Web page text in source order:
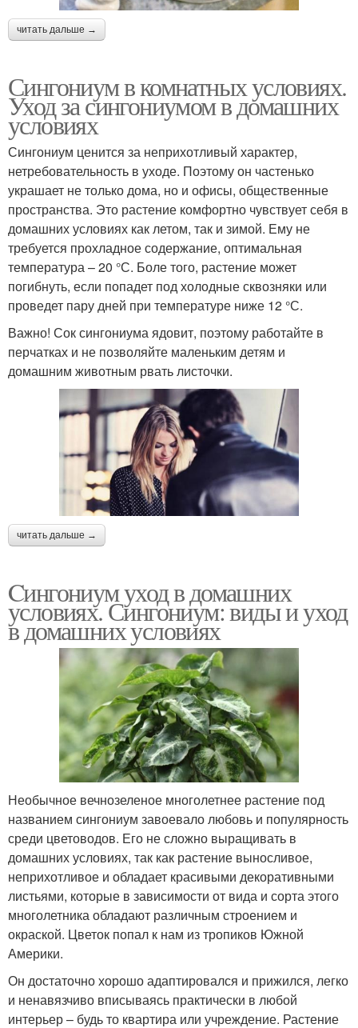
читать дальше →
Сингониум в комнатных условиях.
Уход за сингониумом в домашних
условиях
Сингониум ценится за неприхотливый характер,
нетребовательность в уходе. Поэтому он частенько
украшает не только дома, но и офисы, общественные
пространства. Это растение комфортно чувствует себя в
домашних условиях как летом, так и зимой. Ему не
требуется прохладное содержание, оптимальная
температура – 20 °С. Боле того, растение может
погибнуть, если попадет под холодные сквозняки или
проведет пару дней при температуре ниже 12 °С.
Важно! Сок сингониума ядовит, поэтому работайте в
перчатках и не позволяйте маленьким детям и
домашним животным рвать листочки.
читать дальше →
Cингониум уход в домашних
условиях. Сингониум: виды и уход
в домашних условиях
Необычное вечнозеленое многолетнее растение под
названием сингониум завоевало любовь и популярность
среди цветоводов. Его не сложно выращивать в
домашних условиях, так как растение выносливое,
неприхотливое и обладает красивыми декоративными
листьями, которые в зависимости от вида и сорта этого
многолетника обладают различным строением и
окраской. Цветок попал к нам из тропиков Южной
Америки.
Он достаточно хорошо адаптировался и прижился, легко
и ненавязчиво вписываясь практически в любой
интерьер – будь то квартира или учреждение. Растение